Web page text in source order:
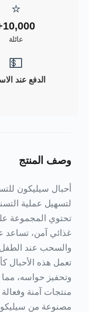
⭐
10,000+
عائلة
💵
الدفع عند
وصف المنتج
أحبال سيليكون
لتسهيل عملية
غذائي آمن، تساعد
والسحب عند
تعمل هذه الأحبال
وتحفيز حواسه، مما
منتجات آمنة
مصنوعة من سيليكون